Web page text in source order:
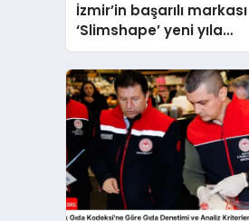
İzmir’in başarılı markası
‘Slimshape’ yeni yıla
müjdelerle girdi!